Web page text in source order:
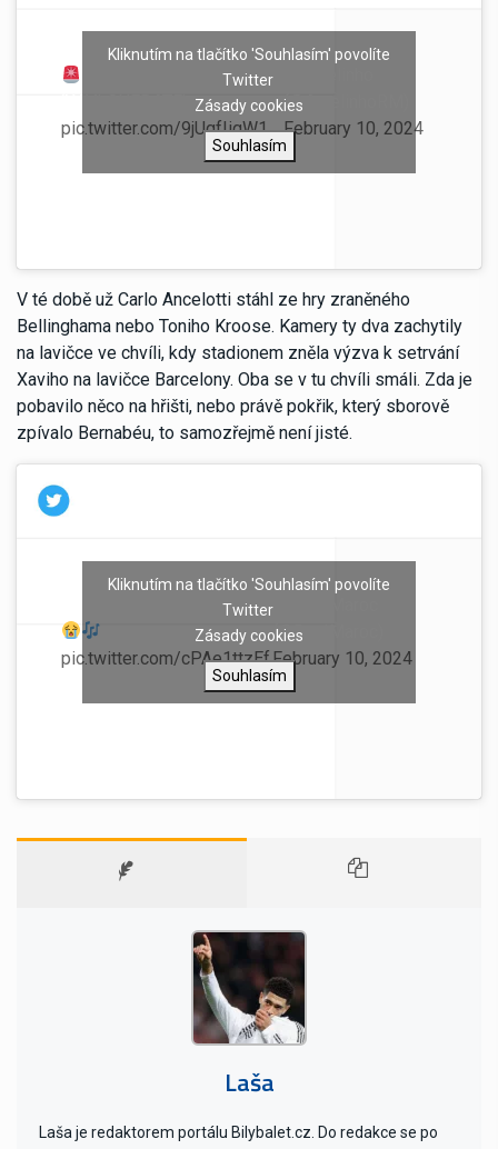
El Bernabéu cantando
pic.twitter.com/9jUgfIiqW1
(@AurelinhoRM)
February 10, 2024
Kliknutím na tlačítko 'Souhlasím' povolíte
Twitter
Zásady cookies
Souhlasím
V té době už Carlo Ancelotti stáhl ze hry zraněného
Bellinghama nebo Toniho Kroose. Kamery ty dva zachytily
na lavičce ve chvíli, kdy stadionem zněla výzva k setrvání
Xaviho na lavičce Barcelony. Oba se v tu chvíli smáli. Zda je
pobavilo něco na hřišti, nebo právě pokřik, který sborově
zpívalo Bernabéu, to samozřejmě není jisté.
Xavi quédate, Xavi quédate
pic.twitter.com/cPAe1ttzEf
— Real Maroc
(@ReaIMaroc)
February 10, 2024
Kliknutím na tlačítko 'Souhlasím' povolíte
Twitter
Zásady cookies
Souhlasím
Laša
Laša je redaktorem portálu Bilybalet.cz. Do redakce se po